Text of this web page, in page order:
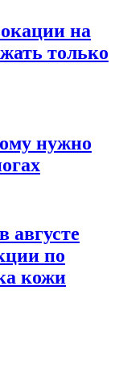
на
только
нужно
августе
по
кожи